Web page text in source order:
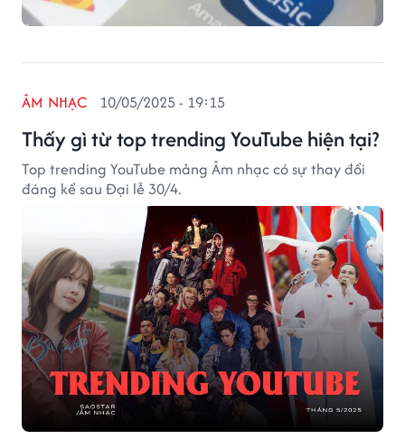
Thấy gì từ top trending YouTube hiện tại?
ÂM NHẠC 10/05/2025 - 19:15
Top trending YouTube mảng Âm nhạc có sự thay đổi
đáng kể sau Đại lễ 30/4.